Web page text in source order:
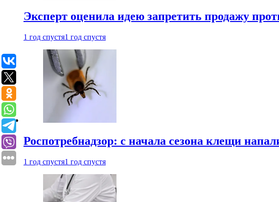
Эксперт оценила идею запретить продажу
1 год спустя1 год спустя
Роспотребнадзор: с начала сезона клещи
1 год спустя1 год спустя